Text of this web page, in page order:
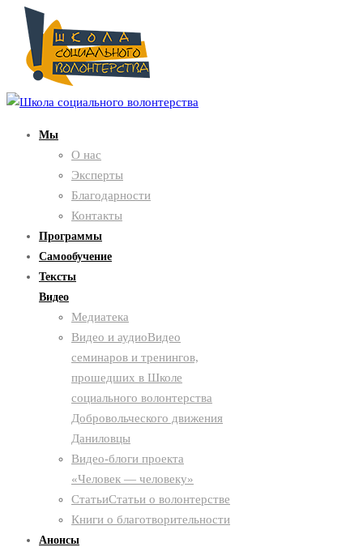
Мы
О нас
Эксперты
Благодарности
Контакты
Программы
Самообучение
Тексты
Видео
Медиатека
Видео и аудиоВидео
семинаров и тренингов,
прошедших в Школе
социального волонтерства
Добровольческого движения
Даниловцы
Видео-блоги проекта
«Человек — человеку»
СтатьиСтатьи о волонтерстве
Книги о благотворительности
Анонсы